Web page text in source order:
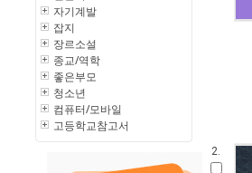
자기계발
잡지
장르소설
종교/역학
좋은부모
청소년
컴퓨터/모바일
고등학교참고서
2.